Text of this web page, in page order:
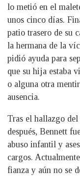
lo metió en el
unos cinco días.
patio trasero de su
la hermana de la
pidió ayuda para
que su hija estaba
o alguna otra
ausencia.
Tras el hallazgo
después, Bennett
abuso infantil y
cargos.
fianza y aún no se